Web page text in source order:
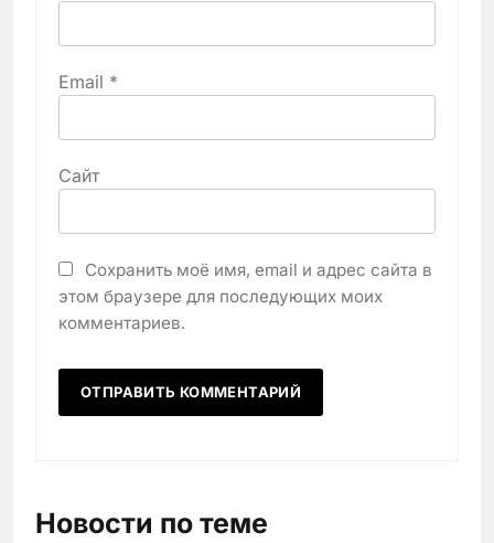
Email *
Сайт
Сохранить моё имя, email и адрес сайта в
этом браузере для последующих моих
комментариев.
Новости по теме